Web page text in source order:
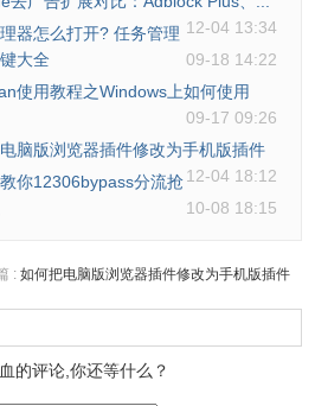
12-04 13:34
器怎么打开? 任务管理
大全
09-18 14:22
使用教程之Windows上如何使用
09-17 09:26
脑版浏览器插件修改为手机版插件
12-04 18:12
你12306bypass分流抢
10-08 18:15
: 如何把电脑版浏览器插件修改为手机版插件
的评论,你还等什么？